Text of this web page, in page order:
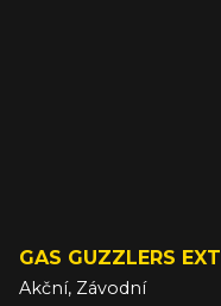
GAS GUZZLERS
Akční, Závodní